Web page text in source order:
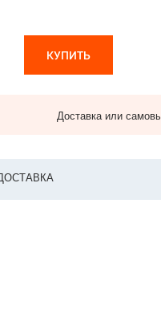
КУПИТЬ
Доставка или